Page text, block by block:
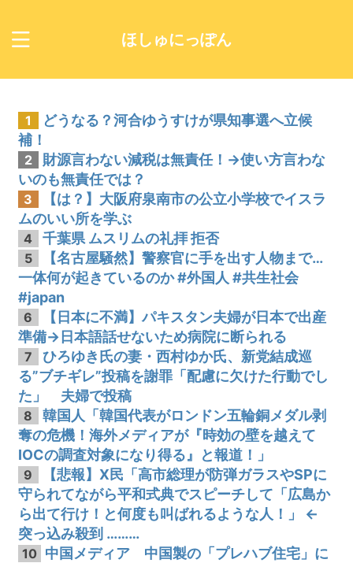
ほしゅにっぽん
1
どうなる？河合ゆうすけが県知事選へ立候
補！
2
財源言わない減税は無責任！→使い方言わな
いのも無責任では？
3
【は？】大阪府泉南市の公立小学校でイスラ
ムのいい所を学ぶ
4 千葉県 ムスリムの礼拝 拒否
5
【名古屋騒然】警察官に手を出す人物まで…
一体何が起きているのか #外国人 #共生社会
#japan
6
【日本に不満】パキスタン夫婦が日本で出産
準備→日本語話せないため病院に断られる
7
ひろゆき氏の妻・西村ゆか氏、新党結成巡
る”ブチギレ”投稿を謝罪「配慮に欠けた行動でし
た」 夫婦で投稿
8
韓国人「韓国代表がロンドン五輪銅メダル剥
奪の危機！海外メディアが『時効の壁を越えて
IOCの調査対象になり得る』と報道！」
9
【悲報】X民「高市総理が防弾ガラスやSPに
守られてながら平和式典でスピーチして「広島か
ら出て行け！と何度も叫ばれるような人！」 ←
突っ込み殺到 ………
10 中国メディア 中国製の「プレハブ住宅」に